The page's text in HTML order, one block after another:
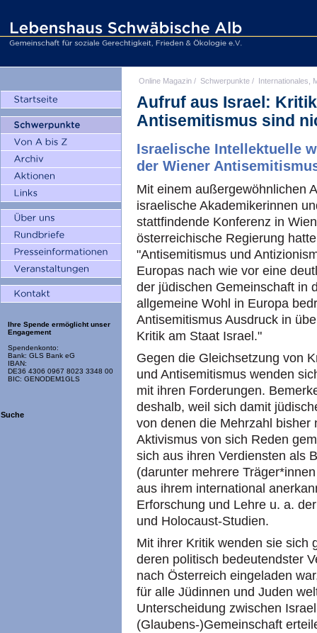
Ihre Spende ermöglicht unser
Engagement
Spendenkonto:
Bank: GLS Bank eG
IBAN:
DE36 4306 0967 8023 3348 00
BIC: GENODEM1GLS
Suche
Online Magazin / Schwerpunkte / Internationales,
Aufruf aus Israel:
Antisemitismus sind
Israelische Intellektuelle
der Wiener
Mit einem außergewöhnlichen
israelische Akademikerinnen
stattfindende Konferenz in
österreichische Regierung
"Antisemitismus und
Europas nach wie vor eine
der jüdischen Gemeinschaft in
allgemeine Wohl in Europa
Antisemitismus Ausdruck in
Kritik am Staat Israel."
Gegen die Gleichsetzung von
und Antisemitismus wenden
mit ihren Forderungen.
deshalb, weil sich damit
von denen die Mehrzahl bisher
Aktivismus von sich Reden
sich aus ihren Verdiensten als
(darunter mehrere
aus ihrem international
Erforschung und Lehre u. a.
und Holocaust-Studien.
Mit ihrer Kritik wenden sie sich
deren politisch bedeutendster
nach Österreich eingeladen
für alle Jüdinnen und Juden
Unterscheidung zwischen
(Glaubens-)Gemeinschaft